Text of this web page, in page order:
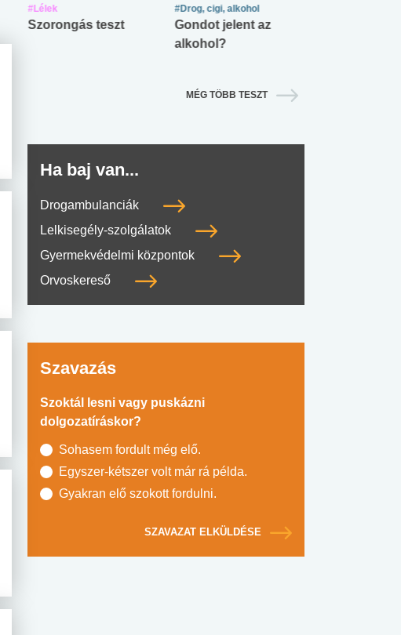
#Lélek
Szorongás teszt
#Drog, cigi, alkohol
Gondot jelent az
alkohol?
MÉG TÖBB TESZT
Ha baj van...
Drogambulanciák
Lelkisegély-szolgálatok
Gyermekvédelmi központok
Orvoskereső
Szavazás
Szoktál lesni vagy puskázni
dolgozatíráskor?
Sohasem fordult még elő.
Egyszer-kétszer volt már rá példa.
Gyakran elő szokott fordulni.
SZAVAZAT ELKÜLDÉSE